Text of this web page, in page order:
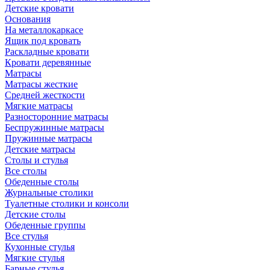
Детские кровати
Основания
На металлокаркасе
Ящик под кровать
Раскладные кровати
Кровати деревянные
Матрасы
Матрасы жесткие
Средней жесткости
Мягкие матрасы
Разносторонние матрасы
Беспружинные матрасы
Пружинные матрасы
Детские матрасы
Столы и стулья
Все столы
Обеденные столы
Журнальные столики
Туалетные столики и консоли
Детские столы
Обеденные группы
Все стулья
Кухонные стулья
Мягкие стулья